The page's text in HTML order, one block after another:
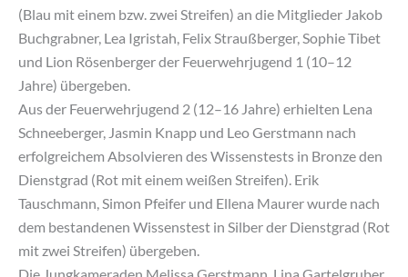
(Blau mit einem bzw. zwei Streifen) an die Mitglieder Jakob
Buchgrabner, Lea Igristah, Felix Straußberger, Sophie Tibet
und Lion Rösenberger der Feuerwehrjugend 1 (10–12
Jahre) übergeben.
Aus der Feuerwehrjugend 2 (12–16 Jahre) erhielten Lena
Schneeberger, Jasmin Knapp und Leo Gerstmann nach
erfolgreichem Absolvieren des Wissenstests in Bronze den
Dienstgrad (Rot mit einem weißen Streifen). Erik
Tauschmann, Simon Pfeifer und Ellena Maurer wurde nach
dem bestandenen Wissenstest in Silber der Dienstgrad (Rot
mit zwei Streifen) übergeben.